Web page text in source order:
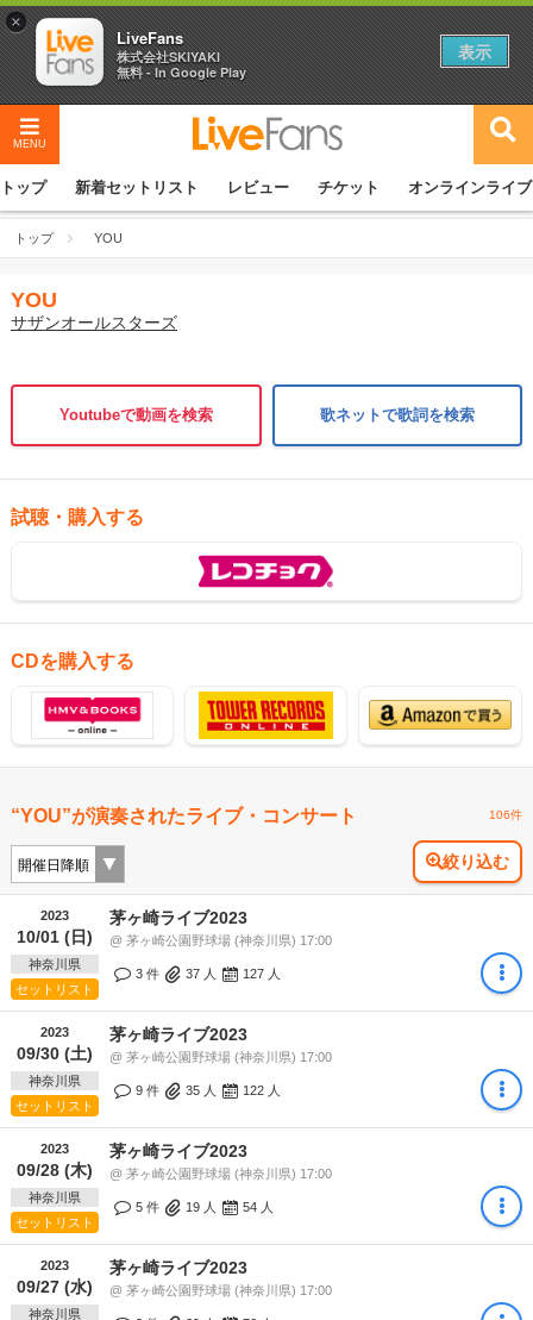
MENU
トップ 新着セットリスト レビュー チケット オンラインライブ
トップ YOU
YOU
サザンオールスターズ
Youtubeで動画を検索 歌ネットで歌詞を検索
試聴・購入する
CDを購入する
“YOU”が演奏されたライブ・コンサート 106件
絞り込む
2023
10/01 (日)
神奈川県
セットリスト
茅ヶ崎ライブ2023
@ 茅ヶ崎公園野球場 (神奈川県) 17:00
3 件 37 人 127 人
2023
09/30 (土)
神奈川県
セットリスト
茅ヶ崎ライブ2023
@ 茅ヶ崎公園野球場 (神奈川県) 17:00
9 件 35 人 122 人
2023
09/28 (木)
神奈川県
セットリスト
茅ヶ崎ライブ2023
@ 茅ヶ崎公園野球場 (神奈川県) 17:00
5 件 19 人 54 人
2023
09/27 (水)
神奈川県
茅ヶ崎ライブ2023
@ 茅ヶ崎公園野球場 (神奈川県) 17:00
×
LiveFans
株式会社SKIYAKI
無料 - In Google Play
表示